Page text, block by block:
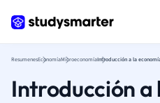
ResumenesEconomíaMicroeconomíaIntroducción a la
Introducción a